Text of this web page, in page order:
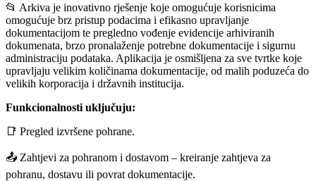
📂 Arkiva je inovativno rješenje koje omogućuje korisnicima
omogućuje brz pristup podacima i efikasno upravljanje
dokumentacijom te pregledno vođenje evidencije arhiviranih
dokumenata, brzo pronalaženje potrebne dokumentacije i sigurnu
administraciju podataka. Aplikacija je osmišljena za sve tvrtke koje
upravljaju velikim količinama dokumentacije, od malih poduzeća do
velikih korporacija i državnih institucija.
Funkcionalnosti uključuju:
📑 Pregled izvršene pohrane.
📤 Zahtjevi za pohranom i dostavom – kreiranje zahtjeva za
pohranu, dostavu ili povrat dokumentacije.